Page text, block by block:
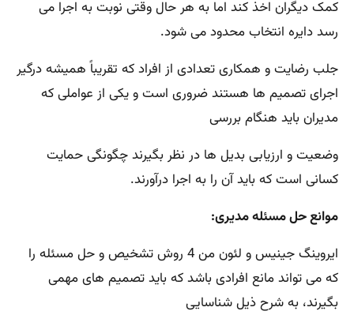
کمک دیگران اخذ کند اما به هر حال وقتی نوبت به اجرا می
رسد دایره انتخاب محدود می شود.
جلب رضایت و همکاری تعدادی از افراد که تقریباً همیشه درگیر
اجرای تصمیم ها هستند ضروری است و یکی از عواملی که
مدیران باید هنگام بررسی
وضعیت و ارزیابی بدیل ها در نظر بگیرند چگونگی حمایت
کسانی است که باید آن را به اجرا درآورند.
موانع حل مسئله مدیری:
ایروینگ جینیس و لئون من 4 روش تشخیص و حل مسئله را
که می تواند مانع افرادی باشد که باید تصمیم های مهمی
بگیرند، به شرح ذیل شناسایی